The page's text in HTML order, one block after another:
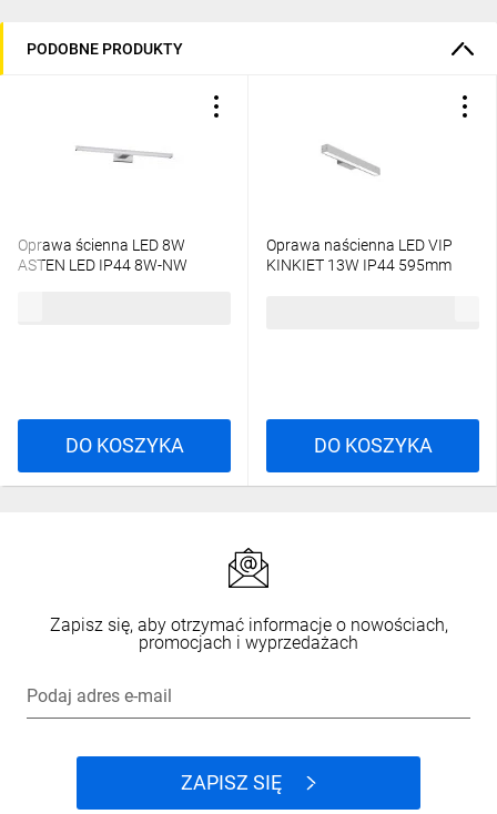
PODOBNE PRODUKTY
Oprawa ścienna LED 8W
ASTEN LED IP44 8W-NW
DO KOSZYKA
Oprawa naścienna LED VIP
KINKIET 13W IP44 595mm
DO KOSZYKA
Zapisz się, aby otrzymać informacje o nowościach,
promocjach i wyprzedażach
Podaj adres e-mail
ZAPISZ SIĘ